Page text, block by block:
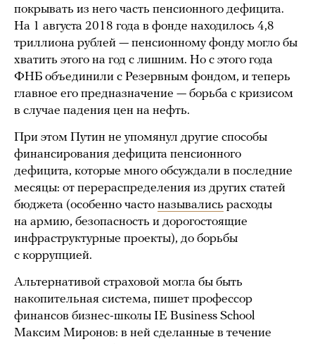
покрывать из него часть пенсионного дефицита.
На 1 августа 2018 года в фонде находилось 4,8
триллиона рублей — пенсионному фонду могло бы
хватить этого на год с лишним. Но с этого года
ФНБ объединили с Резервным фондом, и теперь
главное его предназначение — борьба с кризисом
в случае падения цен на нефть.
При этом Путин не упомянул другие способы
финансирования дефицита пенсионного
дефицита, которые много обсуждали в последние
месяцы: от перераспределения из других статей
бюджета (особенно часто назывались расходы
на армию, безопасность и дорогостоящие
инфраструктурные проекты), до борьбы
с коррупцией.
Альтернативой страховой могла бы быть
накопительная система, пишет профессор
финансов бизнес-школы IE Business School
Максим Миронов: в ней сделанные в течение